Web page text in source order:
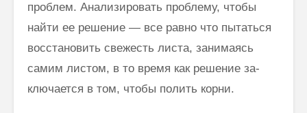
проблем. Анализировать про­блему, чтобы
найти ее решение — все равно что пытаться
восстановить свежесть листа, занимаясь
самим листом, в то время как решение за­
ключается в том, чтобы полить корни.